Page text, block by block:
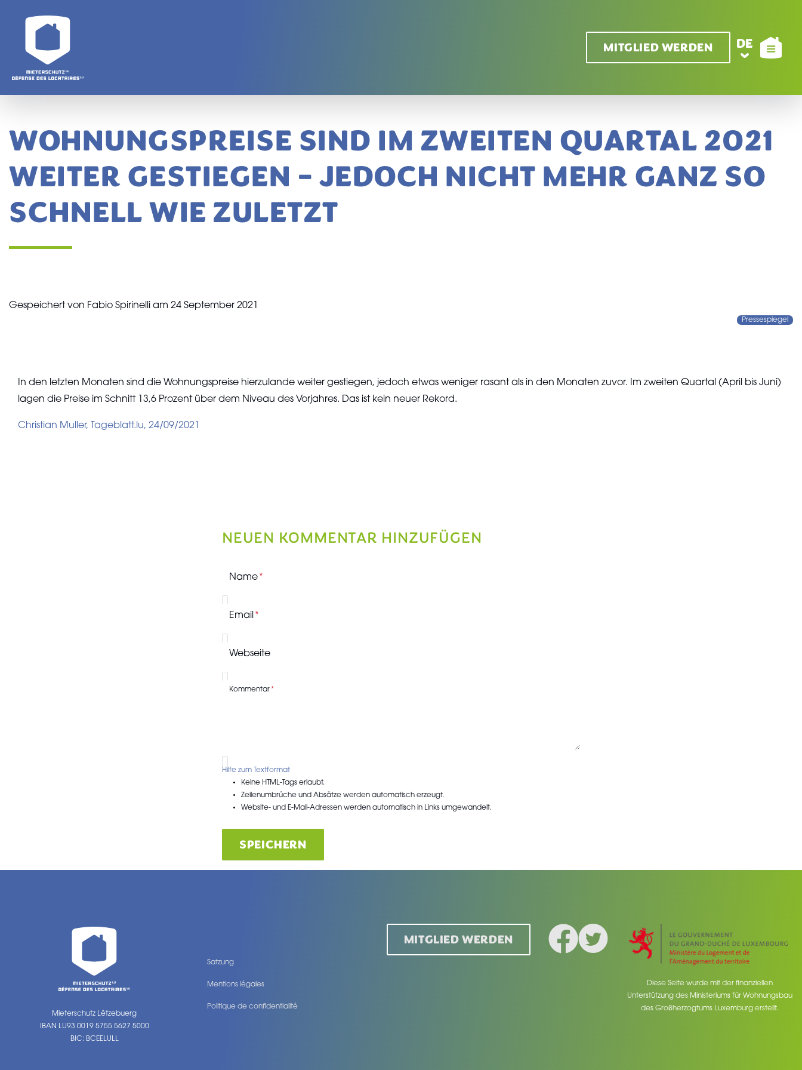
MITGLIED WERDEN DE
WOHNUNGSPREISE SIND IM ZWEITEN QUARTAL 2021
WEITER GESTIEGEN – JEDOCH NICHT MEHR GANZ SO
SCHNELL WIE ZULETZT
Gespeichert von Fabio Spirinelli am 24 September 2021
Pressespiegel
In den letzten Monaten sind die Wohnungspreise hierzulande weiter gestiegen, jedoch etwas weniger rasant als in den Monaten zuvor. Im zweiten Quartal (April bis Juni)
lagen die Preise im Schnitt 13,6 Prozent über dem Niveau des Vorjahres. Das ist kein neuer Rekord.
Christian Muller, Tageblatt.lu, 24/09/2021
NEUEN KOMMENTAR HINZUFÜGEN
Name
Email
Webseite
Kommentar
Hilfe zum Textformat
Keine HTML-Tags erlaubt.
Zeilenumbrüche und Absätze werden automatisch erzeugt.
Website- und E-Mail-Adressen werden automatisch in Links umgewandelt.
SPEICHERN
Mieterschutz Lëtzebuerg
IBAN LU93 0019 5755 5627 5000
BIC: BCEELULL
Satzung
Mentions légales
Politique de confidentialité
MITGLIED WERDEN
Facebook
Twitter
Diese Seite wurde mit der finanziellen
Unterstützung des Ministeriums für Wohnungsbau
des Großherzogtums Luxemburg erstellt.